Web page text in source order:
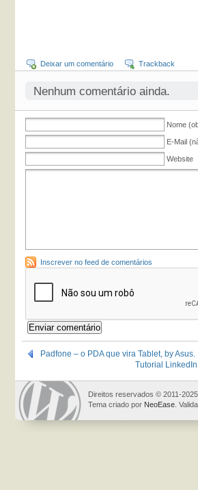
Deixar um comentário Trackback
Nenhum comentário ainda.
Nome
E-Mail
Website
Inscrever no feed de comentários
Padfone – o PDA que vira Tablet, by Asus.
Tutorial
Direitos reservados © 2011-
Tema criado por NeoEase .